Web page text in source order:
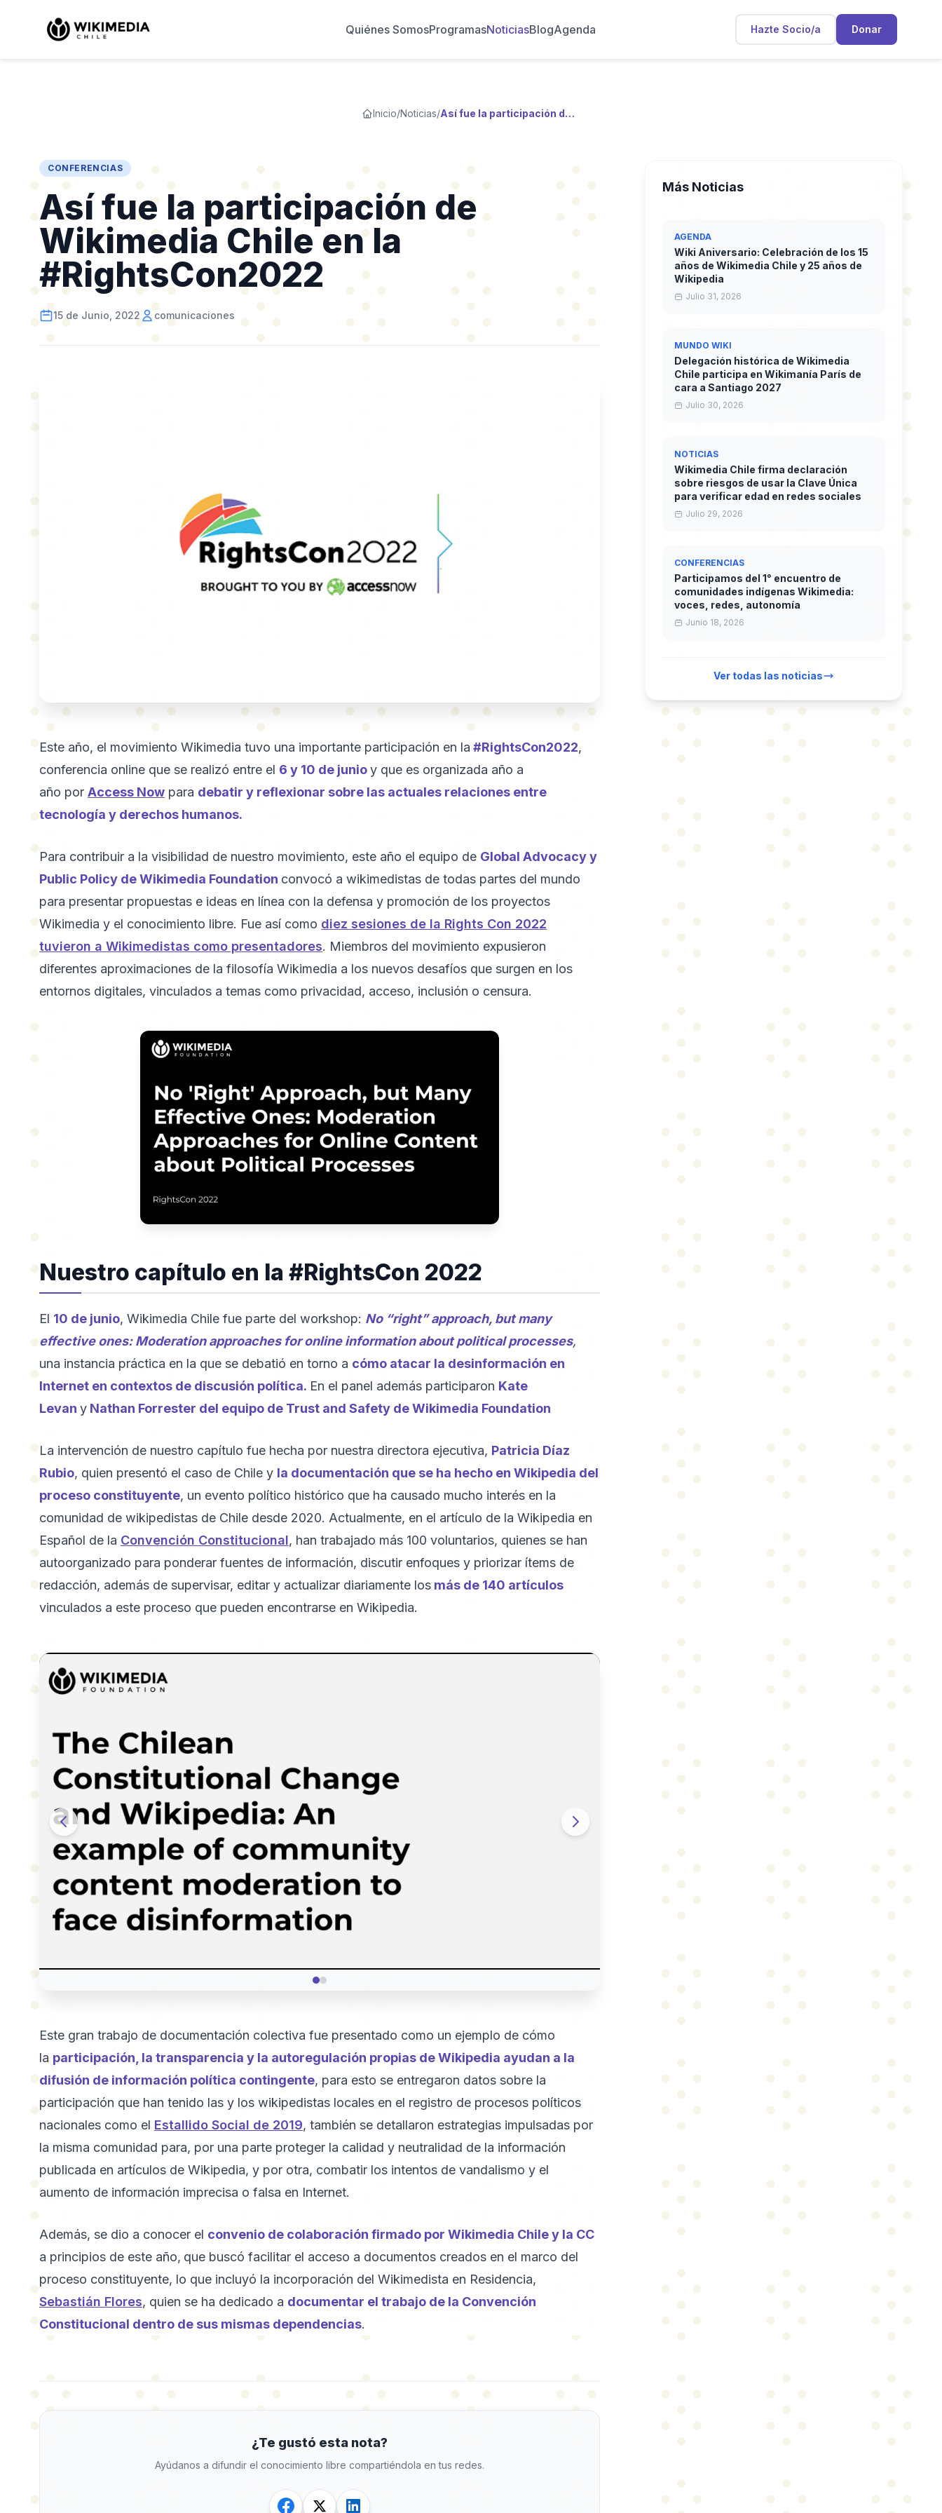
Quiénes SomosProgramasNoticiasBlogAgenda Hazte Socio/a Donar
Inicio/Noticias/ Así fue la participación de Wikimedia Chile en la #RightsCon2022
CONFERENCIAS
Así fue la participación de
Wikimedia Chile en la
#RightsCon2022
15 de Junio, 2022 comunicaciones
Este año, el movimiento Wikimedia tuvo una importante participación en la #RightsCon2022,
conferencia online que se realizó entre el 6 y 10 de junioy que es organizada año a
año por Access Now para debatir y reflexionar sobre las actuales relaciones entre
tecnología y derechos humanos.
Para contribuir a la visibilidad de nuestro movimiento, este año el equipo de Global Advocacy y
Public Policy de Wikimedia Foundation convocó a wikimedistas de todas partes del mundo
para presentar propuestas e ideas en línea con la defensa y promoción de los proyectos
Wikimedia y el conocimiento libre. Fue así como diez sesiones de la Rights Con 2022
tuvieron a Wikimedistas como presentadores. Miembros del movimiento expusieron
diferentes aproximaciones de la filosofía Wikimedia a los nuevos desafíos que surgen en los
entornos digitales, vinculados a temas como privacidad, acceso, inclusión o censura.
Nuestro capítulo en la #RightsCon 2022
El 10 de junio, Wikimedia Chile fue parte del workshop: No “right” approach, but many
effective ones: Moderation approaches for online information about political processes,
una instancia práctica en la que se debatió en torno a cómo atacar la desinformación en
Internet en contextos de discusión política. En el panel además participaron Kate
Levan y Nathan Forrester del equipo de Trust and Safety de Wikimedia Foundation
La intervención de nuestro capítulo fue hecha por nuestra directora ejecutiva, Patricia Díaz
Rubio, quien presentó el caso de Chile y la documentación que se ha hecho en Wikipedia del
proceso constituyente, un evento político histórico que ha causado mucho interés en la
comunidad de wikipedistas de Chile desde 2020. Actualmente, en el artículo de la Wikipedia en
Español de la Convención Constitucional, han trabajado más 100 voluntarios, quienes se han
autoorganizado para ponderar fuentes de información, discutir enfoques y priorizar ítems de
redacción, además de supervisar, editar y actualizar diariamente los más de 140 artículos
vinculados a este proceso que pueden encontrarse en Wikipedia.
Este gran trabajo de documentación colectiva fue presentado como un ejemplo de cómo
la participación, la transparencia y la autoregulación propias de Wikipedia ayudan a la
difusión de información política contingente, para esto se entregaron datos sobre la
participación que han tenido las y los wikipedistas locales en el registro de procesos políticos
nacionales como el Estallido Social de 2019, también se detallaron estrategias impulsadas por
la misma comunidad para, por una parte proteger la calidad y neutralidad de la información
publicada en artículos de Wikipedia, y por otra, combatir los intentos de vandalismo y el
aumento de información imprecisa o falsa en Internet.
Además, se dio a conocer el convenio de colaboración firmado por Wikimedia Chile y la CC
a principios de este año, que buscó facilitar el acceso a documentos creados en el marco del
proceso constituyente, lo que incluyó la incorporación del Wikimedista en Residencia,
Sebastián Flores, quien se ha dedicado a documentar el trabajo de la Convención
Constitucional dentro de sus mismas dependencias.
¿Te gustó esta nota?
Ayúdanos a difundir el conocimiento libre compartiéndola en tus redes.
Más Noticias
AGENDA
Wiki Aniversario: Celebración de los 15
años de Wikimedia Chile y 25 años de
Wikipedia
Julio 31, 2026
MUNDO WIKI
Delegación histórica de Wikimedia
Chile participa en Wikimanía París de
cara a Santiago 2027
Julio 30, 2026
NOTICIAS
Wikimedia Chile firma declaración
sobre riesgos de usar la Clave Única
para verificar edad en redes sociales
Julio 29, 2026
CONFERENCIAS
Participamos del 1° encuentro de
comunidades indígenas Wikimedia:
voces, redes, autonomía
Junio 18, 2026
Ver todas las noticias